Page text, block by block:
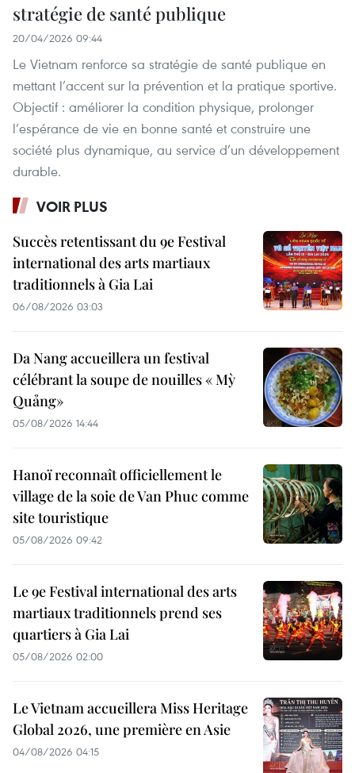
stratégie de santé publique
20/04/2026 09:44
Le Vietnam renforce sa stratégie de santé publique en
mettant l’accent sur la prévention et la pratique sportive.
Objectif : améliorer la condition physique, prolonger
l’espérance de vie en bonne santé et construire une
société plus dynamique, au service d’un développement
durable.
VOIR PLUS
Succès retentissant du 9e Festival
international des arts martiaux
traditionnels à Gia Lai
06/08/2026 03:03
Da Nang accueillera un festival
célébrant la soupe de nouilles « Mỳ
Quảng»
05/08/2026 14:44
Hanoï reconnaît officiellement le
village de la soie de Van Phuc comme
site touristique
05/08/2026 09:42
Le 9e Festival international des arts
martiaux traditionnels prend ses
quartiers à Gia Lai
05/08/2026 02:00
Le Vietnam accueillera Miss Heritage
Global 2026, une première en Asie
04/08/2026 04:15